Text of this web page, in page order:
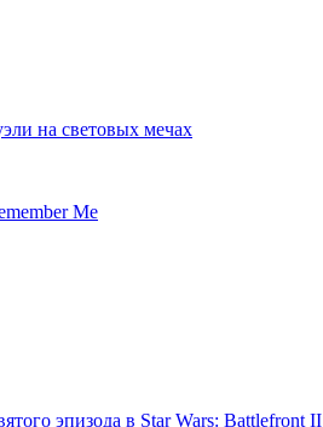
на световых мечах
Me
эпизода в Star Wars: Battlefront II